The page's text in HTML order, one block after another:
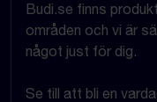
Budi.se finns
områden och vi är
något just för dig.
Se till att bli en